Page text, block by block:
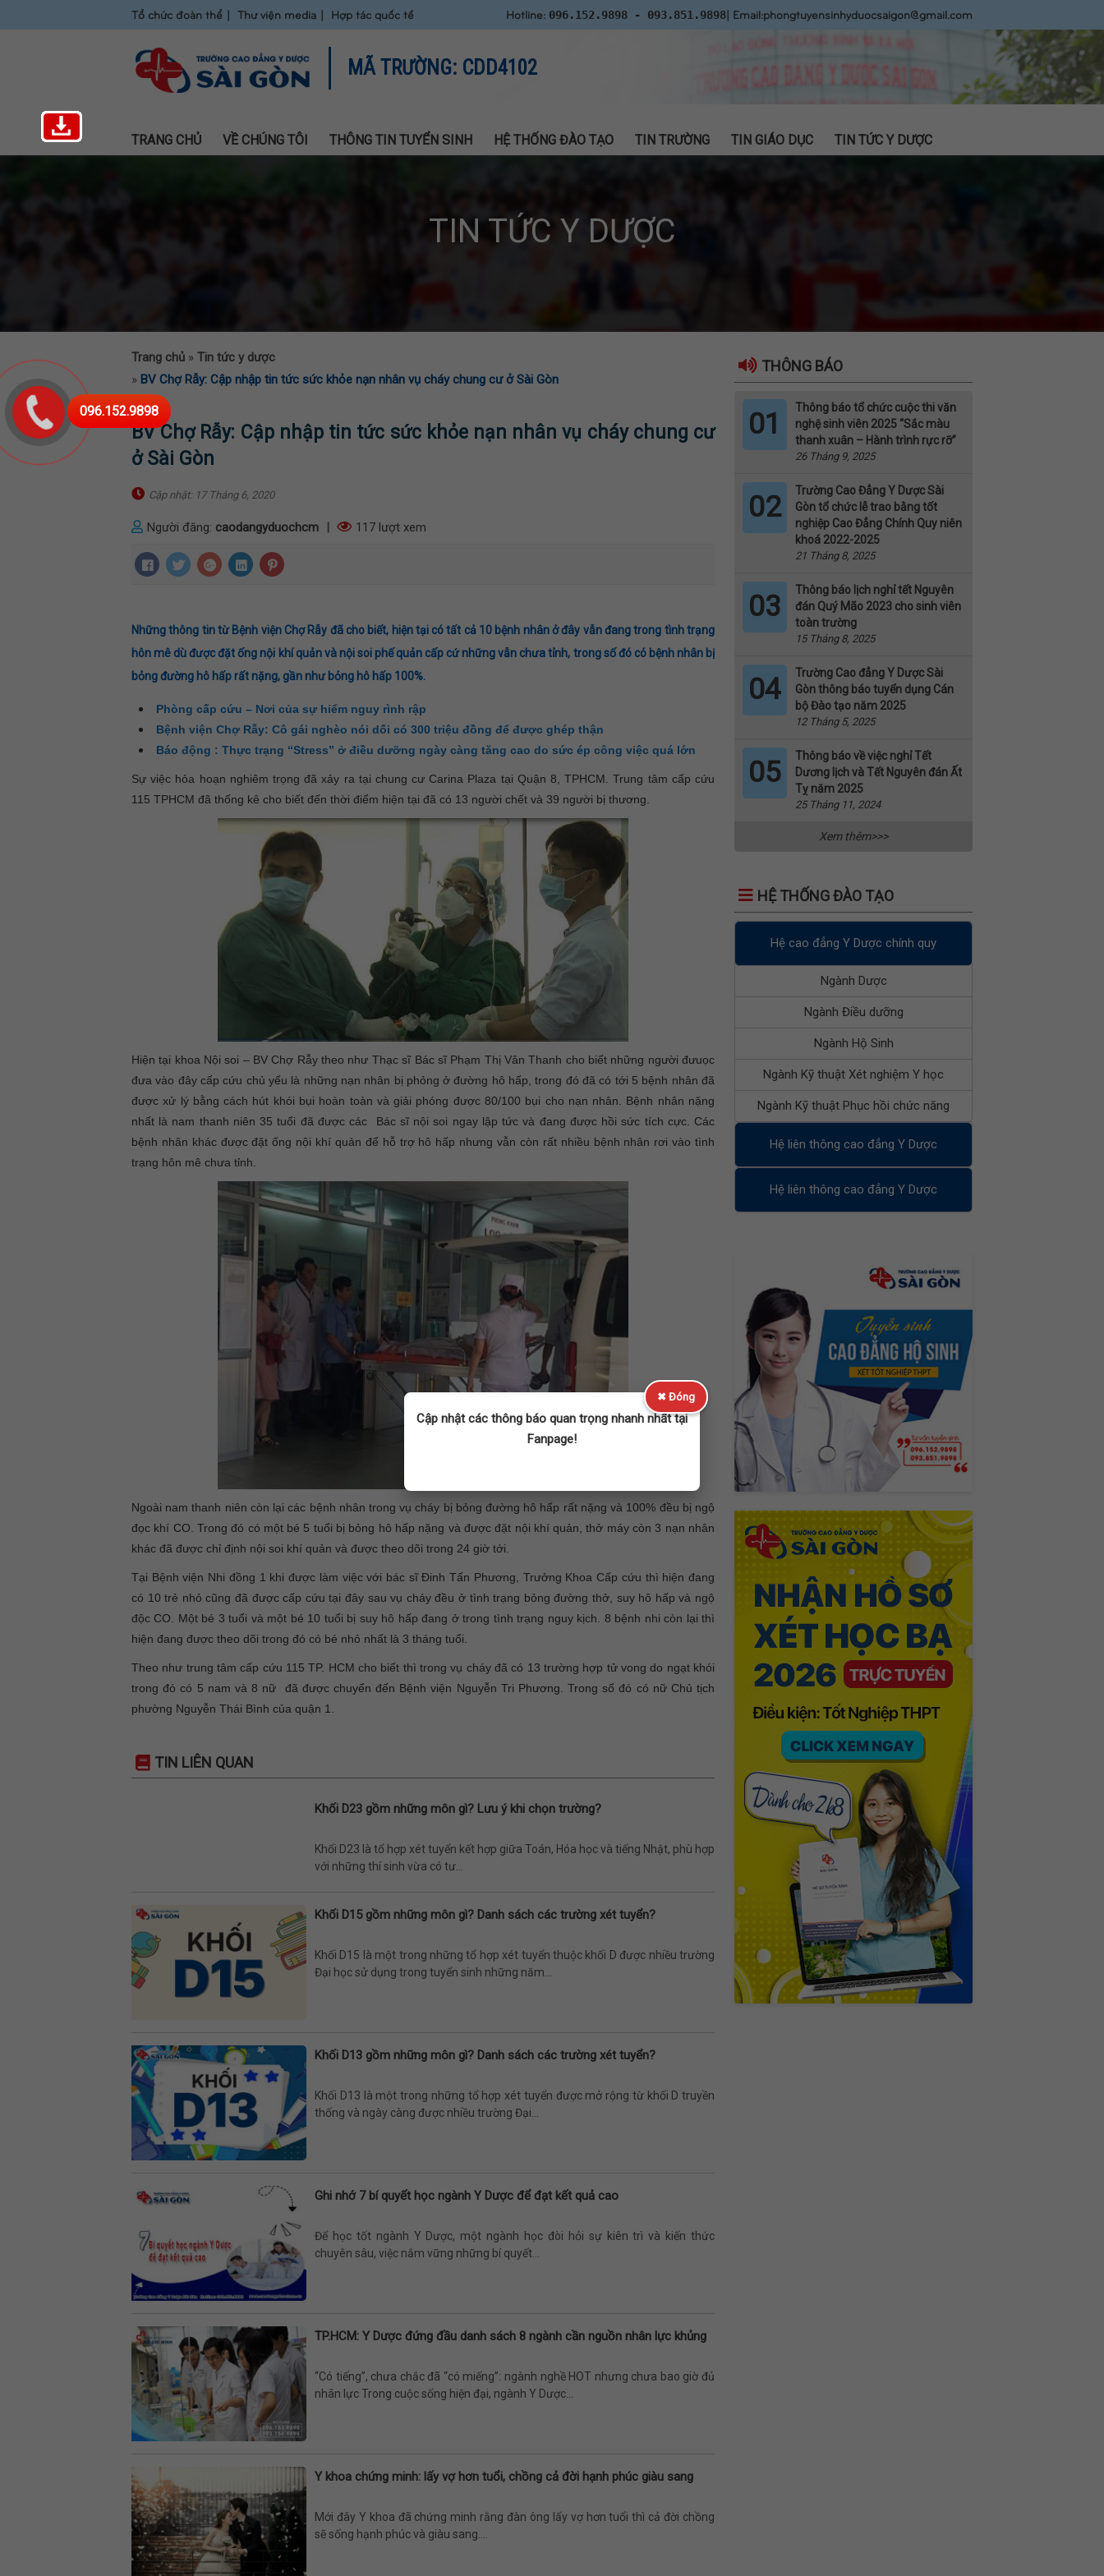
Tổ chức đoàn thể Thư viện media Hợp tác quốc tế Hotline: 096.152.9898 - 093.851.9898| Email:phongtuyensinhyduocsaigon@gmail.com
MÃ TRƯỜNG: CDD4102
TRANG CHỦ VỀ CHÚNG TÔI THÔNG TIN TUYỂN SINH HỆ THỐNG ĐÀO TẠO TIN TRƯỜNG TIN GIÁO DỤC TIN TỨC Y DƯỢC
096.152.9898
TIN TỨC Y DƯỢC
Trang chủ » Tin tức y dược
» BV Chợ Rẫy: Cập nhập tin tức sức khỏe nạn nhân vụ cháy chung cư ở Sài Gòn
BV Chợ Rẫy: Cập nhập tin tức sức khỏe nạn nhân vụ cháy chung cư
ở Sài Gòn
Cập nhật: 17 Tháng 6, 2020
Người đăng: caodangyduochcm 117 lượt xem
Những thông tin từ Bệnh viện Chợ Rẫy đã cho biết, hiện tại có tất cả 10 bệnh nhân ở đây vẫn đang trong tình trạng
hôn mê dù được đặt ống nội khí quản và nội soi phế quản cấp cứ những vẫn chưa tỉnh, trong số đó có bệnh nhân bị
bỏng đường hô hấp rất nặng, gần như bỏng hô hấp 100%.
Phòng cấp cứu – Nơi của sự hiểm nguy rình rập
Bệnh viện Chợ Rẫy: Cô gái nghèo nói dối có 300 triệu đồng để được ghép thận
Báo động : Thực trạng “Stress” ở điều dưỡng ngày càng tăng cao do sức ép công việc quá lớn
Sự việc hỏa hoạn nghiêm trọng đã xảy ra tại chung cư Carina Plaza tại Quận 8, TPHCM. Trung tâm cấp cứu
115 TPHCM đã thống kê cho biết đến thời điểm hiện tại đã có 13 người chết và 39 người bị thương.
Hiện tại khoa Nội soi – BV Chợ Rẫy theo như Thạc sĩ Bác sĩ Phạm Thị Vân Thanh cho biết những người đưuọc
đưa vào đây cấp cứu chủ yếu là những nạn nhân bị phỏng ở đường hô hấp, trong đó đã có tới 5 bệnh nhân đã
được xử lý bằng cách hút khói bụi hoàn toàn và giải phóng được 80/100 bụi cho nạn nhân. Bệnh nhân nặng
nhất là nam thanh niên 35 tuổi đã được các Bác sĩ nội soi ngay lập tức và đang được hồi sức tích cực. Các
bệnh nhân khác được đặt ống nội khí quản để hỗ trợ hô hấp nhưng vẫn còn rất nhiều bệnh nhân rơi vào tình
trạng hôn mê chưa tỉnh.
Ngoài nam thanh niên còn lại các bệnh nhân trong vụ cháy bị bỏng đường hô hấp rất nặng và 100% đều bị ngộ
đọc khí CO. Trong đó có một bé 5 tuổi bị bỏng hô hấp nặng và được đặt nội khí quản, thở máy còn 3 nạn nhân
khác đã được chỉ định nội soi khí quản và được theo dõi trong 24 giờ tới.
Tại Bệnh viện Nhi đồng 1 khi được làm việc với bác sĩ Đinh Tấn Phương, Trưởng Khoa Cấp cứu thì hiện đang
có 10 trẻ nhỏ cũng đã được cấp cứu tại đây sau vụ cháy đều ở tình trạng bỏng đường thở, suy hô hấp và ngộ
độc CO. Một bé 3 tuổi và một bé 10 tuổi bị suy hô hấp đang ở trong tình trạng nguy kịch. 8 bệnh nhi còn lại thì
hiện đang được theo dõi trong đó có bé nhỏ nhất là 3 tháng tuổi.
Theo như trung tâm cấp cứu 115 TP. HCM cho biết thì trong vụ cháy đã có 13 trường hợp tử vong do ngạt khói
trong đó có 5 nam và 8 nữ đã được chuyển đến Bệnh viện Nguyễn Tri Phương. Trong số đó có nữ Chủ tịch
phường Nguyễn Thái Bình của quận 1.
TIN LIÊN QUAN
Khối D23 gồm những môn gì? Lưu ý khi chọn trường?
Khối D23 là tổ hợp xét tuyển kết hợp giữa Toán, Hóa học và tiếng Nhật, phù hợp
với những thí sinh vừa có tư...
Khối D15 gồm những môn gì? Danh sách các trường xét tuyển?
Khối D15 là một trong những tổ hợp xét tuyển thuộc khối D được nhiều trường
Đại học sử dụng trong tuyển sinh những năm...
Khối D13 gồm những môn gì? Danh sách các trường xét tuyển?
Khối D13 là một trong những tổ hợp xét tuyển được mở rộng từ khối D truyền
thống và ngày càng được nhiều trường Đại...
Ghi nhớ 7 bí quyết học ngành Y Dược để đạt kết quả cao
Để học tốt ngành Y Dược, một ngành học đòi hỏi sự kiên trì và kiến thức
chuyên sâu, việc nắm vững những bí quyết...
TP.HCM: Y Dược đứng đầu danh sách 8 ngành cần nguồn nhân lực khủng
“Có tiếng”, chưa chắc đã “có miếng”: ngành nghề HOT nhưng chưa bao giờ đủ
nhân lực Trong cuộc sống hiện đại, ngành Y Dược...
Y khoa chứng minh: lấy vợ hơn tuổi, chồng cả đời hạnh phúc giàu sang
Mới đây Y khoa đã chứng minh rằng đàn ông lấy vợ hơn tuổi thì cả đời chồng
sẽ sống hạnh phúc và giàu sang....
THÔNG BÁO
01
Thông báo tổ chức cuộc thi văn
nghệ sinh viên 2025 “Sắc màu
thanh xuân – Hành trình rực rỡ”
26 Tháng 9, 2025
02
Trường Cao Đẳng Y Dược Sài
Gòn tổ chức lễ trao bằng tốt
nghiệp Cao Đẳng Chính Quy niên
khoá 2022-2025
21 Tháng 8, 2025
03
Thông báo lịch nghỉ tết Nguyên
đán Quý Mão 2023 cho sinh viên
toàn trường
15 Tháng 8, 2025
04
Trường Cao đẳng Y Dược Sài
Gòn thông báo tuyển dụng Cán
bộ Đào tạo năm 2025
12 Tháng 5, 2025
05
Thông báo về việc nghỉ Tết
Dương lịch và Tết Nguyên đán Ất
Tỵ năm 2025
25 Tháng 11, 2024
Xem thêm>>>
HỆ THỐNG ĐÀO TẠO
Hệ cao đẳng Y Dược chính quy
Ngành Dược
Ngành Điều dưỡng
Ngành Hộ Sinh
Ngành Kỹ thuật Xét nghiệm Y học
Ngành Kỹ thuật Phục hồi chức năng
Hệ liên thông cao đẳng Y Dược
Hệ liên thông cao đẳng Y Dược
✖ Đóng
Cập nhật các thông báo quan trọng nhanh nhất tại
Fanpage!